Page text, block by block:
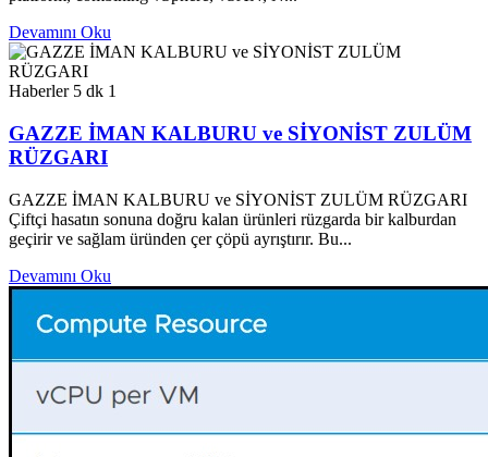
Devamını Oku
Haberler 5 dk 1
GAZZE İMAN KALBURU ve SİYONİST ZULÜM
RÜZGARI
GAZZE İMAN KALBURU ve SİYONİST ZULÜM RÜZGARI
Çiftçi hasatın sonuna doğru kalan ürünleri rüzgarda bir kalburdan
geçirir ve sağlam üründen çer çöpü ayrıştırır. Bu...
Devamını Oku